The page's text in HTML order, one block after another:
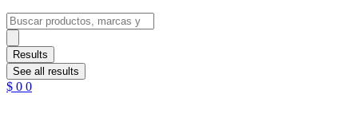
Search
...
Results
See all results
$ 0 0